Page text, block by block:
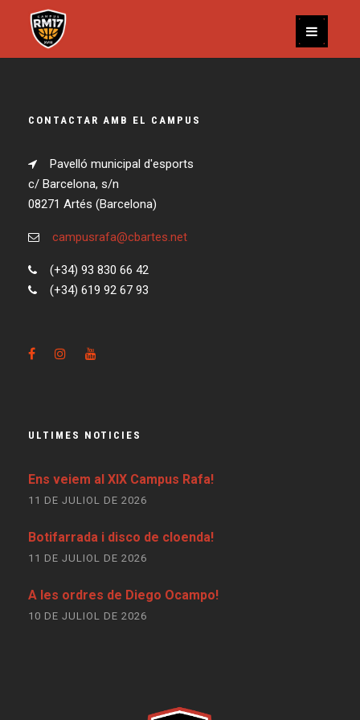
CONTACTAR AMB EL CAMPUS
Pavelló municipal d'esports
c/ Barcelona, s/n
08271 Artés (Barcelona)
campusrafa@cbartes.net
(+34) 93 830 66 42
(+34) 619 92 67 93
ULTIMES NOTICIES
Ens veiem al XIX Campus Rafa!
11 DE JULIOL DE 2026
Botifarrada i disco de cloenda!
11 DE JULIOL DE 2026
A les ordres de Diego Ocampo!
10 DE JULIOL DE 2026